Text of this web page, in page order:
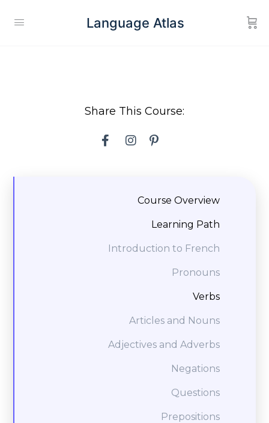
Language Atlas
Share This Course:
Course Overview
Learning Path
Introduction to French
Pronouns
Verbs
Articles and Nouns
Adjectives and Adverbs
Negations
Questions
Prepositions